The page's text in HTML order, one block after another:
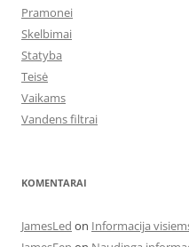
Pramonei
Skelbimai
Statyba
Teisė
Vaikams
Vandens filtrai
KOMENTARAI
JamesLed on Informacija